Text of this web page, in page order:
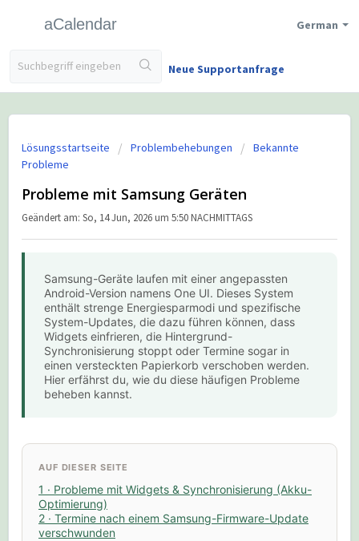
aCalendar German
Neue Supportanfrage
Lösungsstartseite Problembehebungen
Bekannte
Probleme
Probleme mit Samsung Geräten
Geändert am: So, 14 Jun, 2026 um 5:50 NACHMITTAGS
Samsung-Geräte laufen mit einer angepassten
Android-Version namens One UI. Dieses System
enthält strenge Energiesparmodi und spezifische
System-Updates, die dazu führen können, dass
Widgets einfrieren, die Hintergrund-
Synchronisierung stoppt oder Termine sogar in
einen versteckten Papierkorb verschoben werden.
Hier erfährst du, wie du diese häufigen Probleme
beheben kannst.
AUF DIESER SEITE
1 · Probleme mit Widgets & Synchronisierung (Akku-
Optimierung)
2 · Termine nach einem Samsung-Firmware-Update
verschwunden